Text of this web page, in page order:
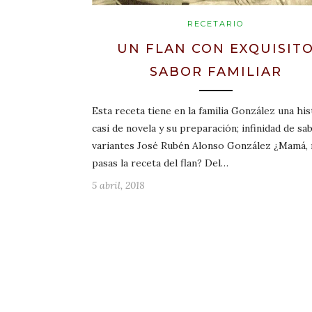
RECETARIO
UN FLAN CON EXQUISITO
SABOR FAMILIAR
Esta receta tiene en la familia González una
casi de novela y su preparación; infinidad de
variantes José Rubén Alonso González ¿Mamá,
pasas la receta del flan? Del…
5 abril, 2018